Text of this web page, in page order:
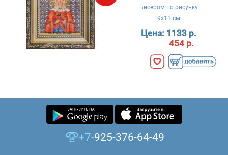
Бисером по рисунку
9x11 см
Цена:1133 р.
454 р.
+7-925-376-64-49